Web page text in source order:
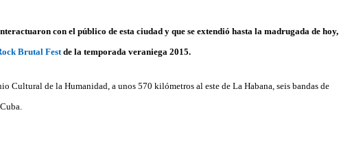
con el público de esta ciudad y que se extendió hasta la madrugada de hoy,
Brutal Fest de la temporada veraniega 2015.
Cultural de la Humanidad, a unos 570 kilómetros al este de La Habana, seis bandas de